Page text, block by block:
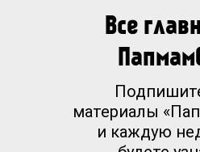
Все
материалы
и каждую